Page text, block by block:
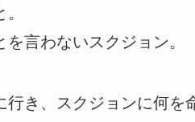
言わないスクジョン。
き、スクジョンに何を